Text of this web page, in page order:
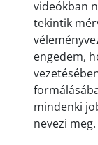
videókban
tekintik
engedem,
mindenki
nevezi meg.